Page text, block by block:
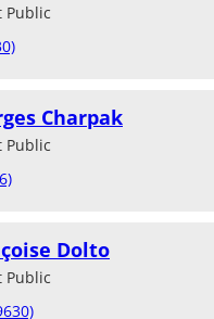
Public
Charpak
Public
Dolto
Public